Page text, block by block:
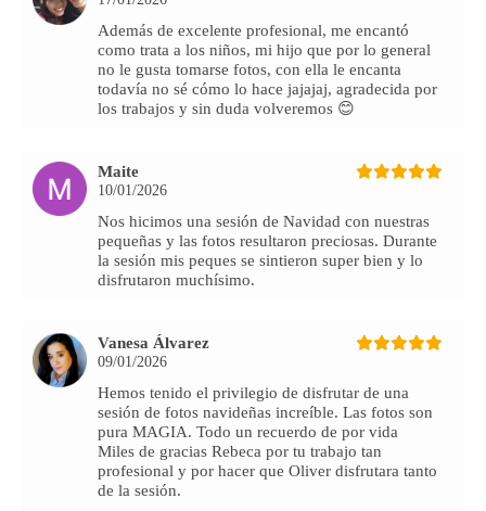
Además de excelente profesional, me encantó
como trata a los niños, mi hijo que por lo general
no le gusta tomarse fotos, con ella le encanta
todavía no sé cómo lo hace jajajaj, agradecida por
los trabajos y sin duda volveremos 😊
Maite
10/01/2026
Nos hicimos una sesión de Navidad con nuestras
pequeñas y las fotos resultaron preciosas. Durante
la sesión mis peques se sintieron super bien y lo
disfrutaron muchísimo.
Vanesa Álvarez
09/01/2026
Hemos tenido el privilegio de disfrutar de una
sesión de fotos navideñas increíble. Las fotos son
pura MAGIA. Todo un recuerdo de por vida
Miles de gracias Rebeca por tu trabajo tan
profesional y por hacer que Oliver disfrutara tanto
de la sesión.